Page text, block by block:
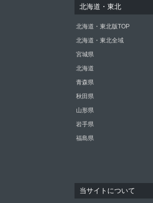
北海道・東北
北海道・東北版TOP
北海道・東北全域
宮城県
北海道
青森県
秋田県
山形県
岩手県
福島県
当サイトについて